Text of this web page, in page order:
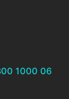
1000 06